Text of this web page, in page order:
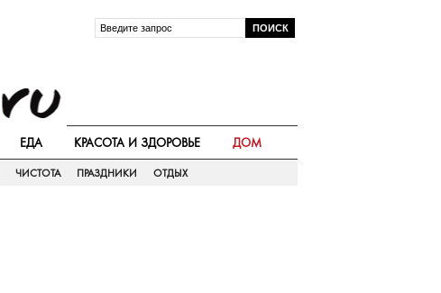
ЕДА КРАСОТА И ЗДОРОВЬЕ ДОМ
ЧИСТОТА ПРАЗДНИКИ ОТДЫХ